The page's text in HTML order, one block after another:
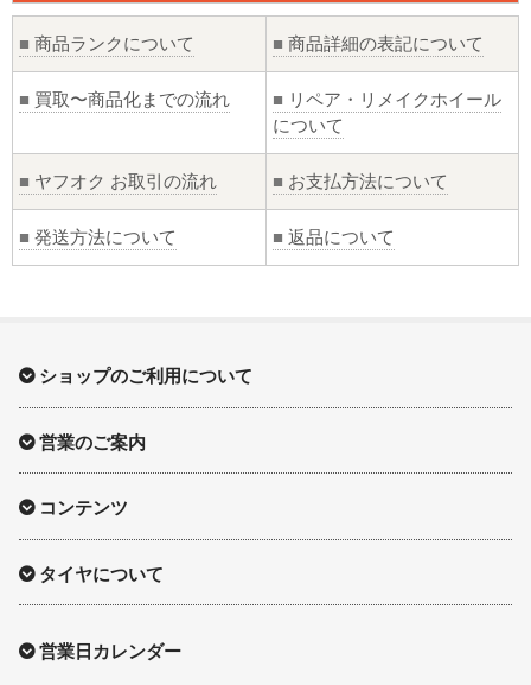
■ 商品ランクについて ■ 商品詳細の表記について
■ 買取〜商品化までの流れ ■ リペア・リメイクホイール
について
■ ヤフオク お取引の流れ ■ お支払方法について
■ 発送方法について ■ 返品について
ショップのご利用について
営業のご案内
コンテンツ
タイヤについて
営業日カレンダー